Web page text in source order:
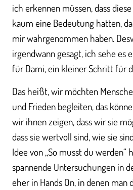
ich erkennen müssen, dass
kaum eine Bedeutung hatten,
mir wahrgenommen haben.
irgendwann gesagt, ich sehe es
für Dami, ein kleiner Schritt für
Das heißt, wir möchten
und Frieden begleiten, das
wir ihnen zeigen, dass wir sie
dass sie wertvoll sind, wie sie
Idee von „So musst du werden“
spannende Untersuchungen in
eher in Hands On, in denen man